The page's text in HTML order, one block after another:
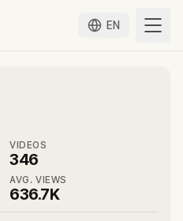
EN
VIDEOS
346
AVG. VIEWS
636.7K